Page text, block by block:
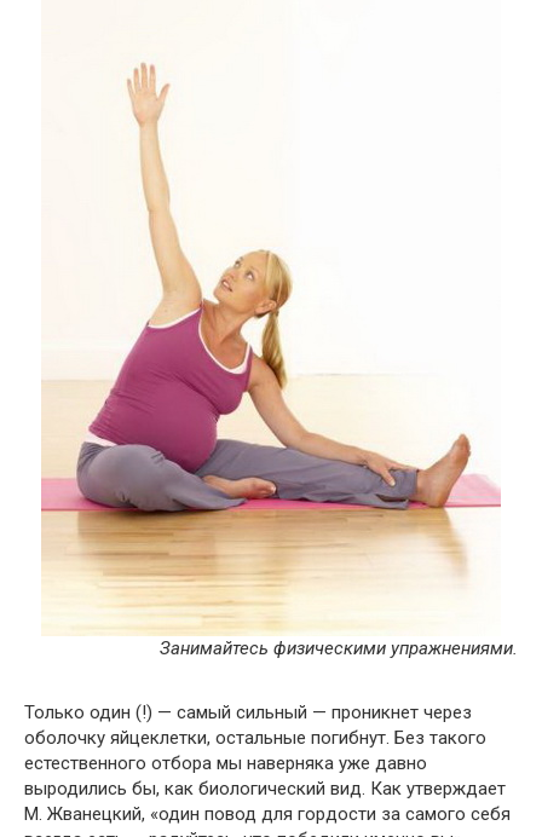
Занимайтесь физическими упражнениями.
Только один (!) — самый сильный — проникнет через
оболочку яйцеклетки, остальные погибнут. Без такого
естественного отбора мы наверняка уже давно
выродились бы, как биологический вид. Как утверждает
М. Жванецкий, «один повод для гордости за самого себя